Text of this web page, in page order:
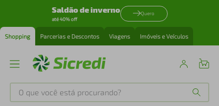
Saldão de inverno
até 40% off
Quero
Shopping Parcerias e Descontos Viagens Imóveis e Veículos
O que você está procurando?